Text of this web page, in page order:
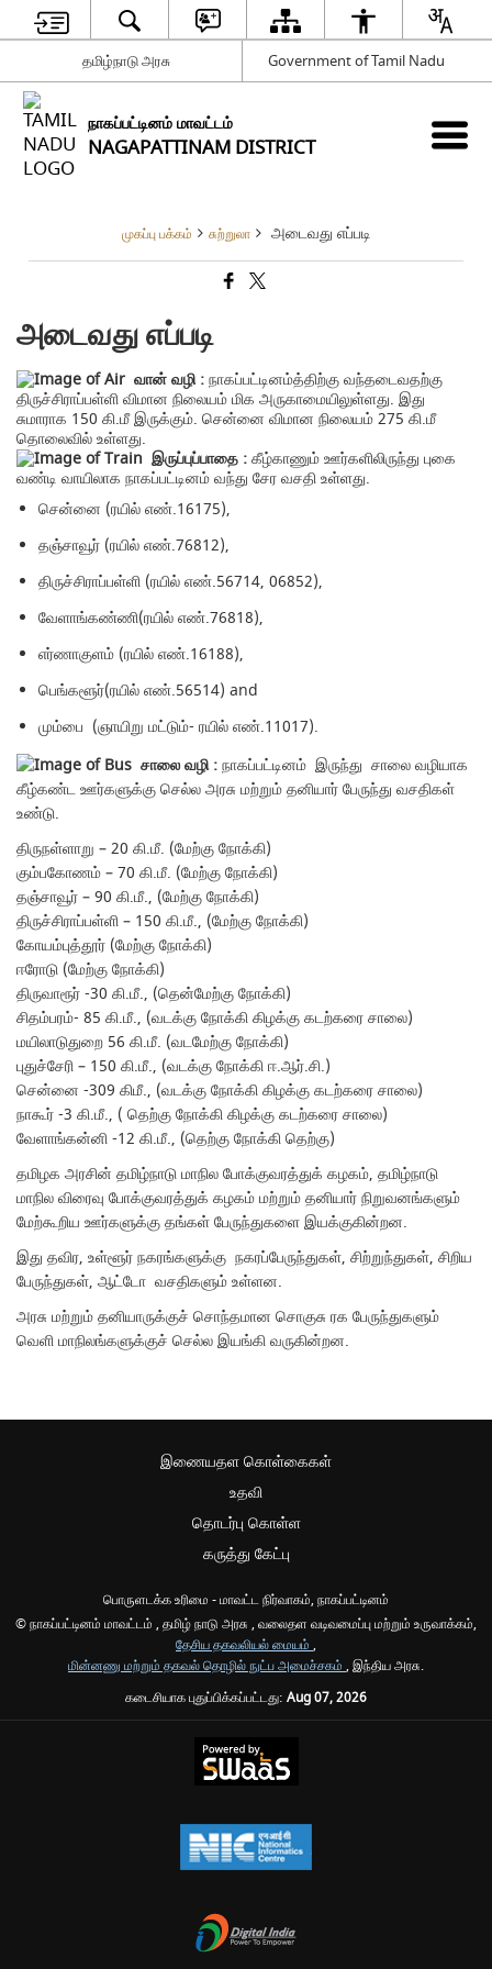
தமிழ்நாடு அரசு Government of Tamil Nadu
நாகப்பட்டினம் மாவட்டம்
NAGAPATTINAM DISTRICT
முகப்பு பக்கம் சுற்றுலா அடைவது எப்படி
அடைவது எப்படி
வான் வழி :நாகப்பட்டினம்த்திற்கு வந்தடைவதற்கு
திருச்சிராப்பள்ளி விமான நிலையம் மிக அருகாமையிலுள்ளது. இது
சுமாராக 150 கி.மீ இருக்கும். சென்னை விமான நிலையம் 275 கி.மீ
தொலைவில் உள்ளது.
இருப்புப்பாதை :கீழ்காணும் ஊர்களிலிருந்து புகை
வண்டி வாயிலாக நாகப்பட்டினம் வந்து சேர வசதி உள்ளது.
சென்னை (ரயில் எண்.16175),
தஞ்சாவூர் (ரயில் எண்.76812),
திருச்சிராப்பள்ளி (ரயில் எண்.56714, 06852),
வேளாங்கண்ணி(ரயில் எண்.76818),
எர்ணாகுளம் (ரயில் எண்.16188),
பெங்களூர்(ரயில் எண்.56514) and
மும்பை (ஞாயிறு மட்டும்- ரயில் எண்.11017).
சாலை வழி :நாகப்பட்டினம் இருந்து சாலை வழியாக
கீழ்கண்ட ஊர்களுக்கு செல்ல அரசு மற்றும் தனியார் பேருந்து வசதிகள்
உண்டு.
திருநள்ளாறு – 20 கி.மீ. (மேற்கு நோக்கி)
கும்பகோணம் – 70 கி.மீ. (மேற்கு நோக்கி)
தஞ்சாவூர் – 90 கி.மீ., (மேற்கு நோக்கி)
திருச்சிராப்பள்ளி – 150 கி.மீ., (மேற்கு நோக்கி)
கோயம்புத்தூர் (மேற்கு நோக்கி)
ஈரோடு (மேற்கு நோக்கி)
திருவாரூர் -30 கி.மீ., (தென்மேற்கு நோக்கி)
சிதம்பரம்- 85 கி.மீ., (வடக்கு நோக்கி கிழக்கு கடற்கரை சாலை)
மயிலாடுதுறை 56 கி.மீ. (வடமேற்கு நோக்கி)
புதுச்சேரி – 150 கி.மீ., (வடக்கு நோக்கி ஈ.ஆர்.சி.)
சென்னை -309 கிமீ., (வடக்கு நோக்கி கிழக்கு கடற்கரை சாலை)
நாகூர் -3 கி.மீ., ( தெற்கு நோக்கி கிழக்கு கடற்கரை சாலை)
வேளாங்கன்னி -12 கி.மீ., (தெற்கு நோக்கி தெற்கு)
தமிழக அரசின் தமிழ்நாடு மாநில போக்குவரத்துக் கழகம், தமிழ்நாடு
மாநில விரைவு போக்குவரத்துக் கழகம் மற்றும் தனியார் நிறுவனங்களும்
மேற்கூறிய ஊர்களுக்கு தங்கள் பேருந்துகளை இயக்குகின்றன.
இது தவிர, உள்ளூர் நகரங்களுக்கு நகரப்பேருந்துகள், சிற்றுந்துகள், சிறிய
பேருந்துகள், ஆட்டோ வசதிகளும் உள்ளன.
அரசு மற்றும் தனியாருக்குச் சொந்தமான சொகுசு ரக பேருந்துகளும்
வெளி மாநிலங்களுக்குச் செல்ல இயங்கி வருகின்றன.
இணையதள கொள்கைகள்
உதவி
தொடர்பு கொள்ள
கருத்து கேட்பு
பொருளடக்க உரிமை - மாவட்ட நிர்வாகம், நாகப்பட்டினம்
© நாகப்பட்டினம் மாவட்டம் , தமிழ் நாடு அரசு , வலைதள வடிவமைப்பு மற்றும் உருவாக்கம்,
தேசிய தகவலியல் மையம் ,
மின்னணு மற்றும் தகவல் தொழில் நுட்ப அமைச்சகம் , இந்திய அரசு.
கடைசியாக புதுப்பிக்கப்பட்டது: Aug 07, 2026